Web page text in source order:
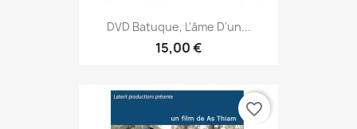
DVD Batuque, L'âme D'un...
15,00 €
favorite_border